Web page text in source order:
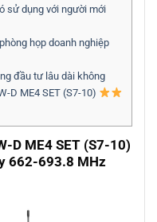
sử dụng với người mới
họp doanh nghiệp
đầu tư lâu dài không
D ME4 SET (S7-10)
D ME4 SET (S7-10)
662-693.8 MHz